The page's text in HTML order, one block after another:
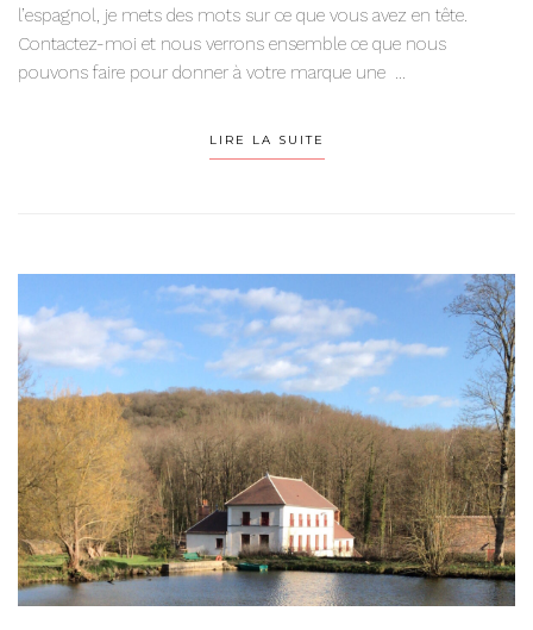
l’espagnol, je mets des mots sur ce que vous avez en tête.
Contactez-moi et nous verrons ensemble ce que nous
pouvons faire pour donner à votre marque une ...
LIRE LA SUITE